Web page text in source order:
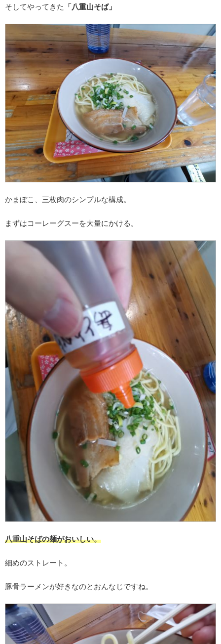
そしてやってきた 「八重山そば」
かまぼこ、三枚肉のシンプルな構成。
まずはコーレーグスーを大量にかける。
八重山そばの麺がおいしい。
細めのストレート。
豚骨ラーメンが好きなのとおんなじですね。